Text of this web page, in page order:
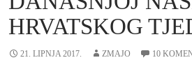
HRVATSKOG
21. LIPNJA 2017. ZMAJO 10